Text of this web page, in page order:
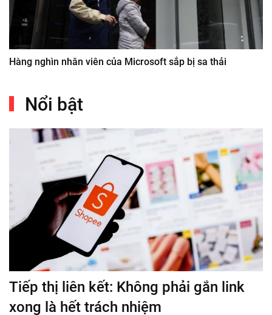
Hàng nghìn nhân viên của Microsoft sắp bị sa thải
Nổi bật
Tiếp thị liên kết: Không phải gắn link
xong là hết trách nhiệm